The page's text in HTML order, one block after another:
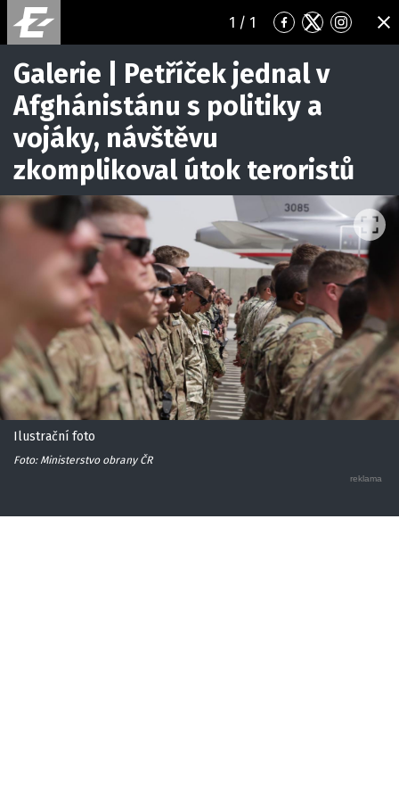
1 / 1
Přejít
na
Facebook
Přejít
na
Twitter
Přejít
na
Galerie | Petříček jednal v
Afghánistánu s politiky a
vojáky, návštěvu
zkomplikoval útok teroristů
Ilustrační foto
Foto: Ministerstvo obrany ČR